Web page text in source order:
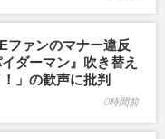
ファンのマナー違反
ダーマン』吹き替え
」の歓声に批判
0時間前